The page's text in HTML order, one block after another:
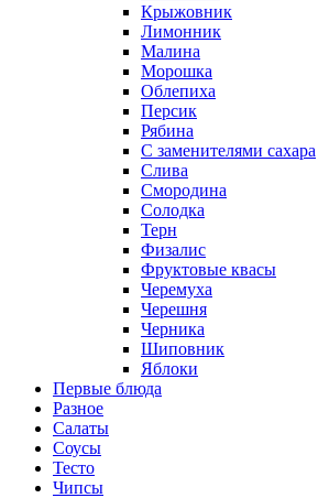
Крыжовник
Лимонник
Малина
Морошка
Облепиха
Персик
Рябина
С заменителями сахара
Слива
Смородина
Солодка
Терн
Физалис
Фруктовые квасы
Черемуха
Черешня
Черника
Шиповник
Яблоки
Первые блюда
Разное
Салаты
Соусы
Тесто
Чипсы